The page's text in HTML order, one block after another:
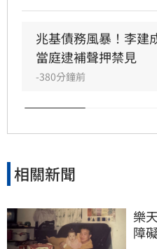
私用及支付前妻開銷
複訊後將其當庭逮捕
200萬元交保。此外，
管理缺失，宣布法人
職務。
兆基債務風暴！李建
當庭逮補聲押禁見
-380分鐘前
相關新聞
樂
障